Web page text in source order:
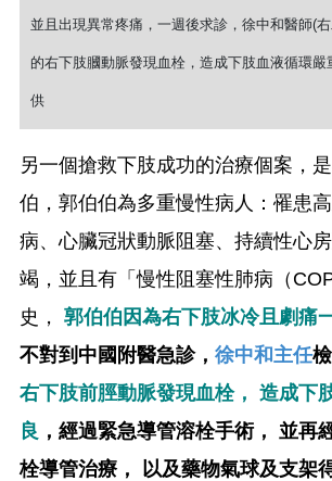
並且出現異常疼痛，一週後求診，徐中和醫師(
的右下肢膕動脈發現血栓，造成下肢血液循環嚴
供
另一個搶救下肢成功的治療個案，
伯，郭伯伯為多重慢性病人：罹患
病、心臟冠狀動脈阻塞、持續性心
竭，並且有「慢性阻塞性肺病（
史， 郭伯伯因為右下肢冰冷且劇痛
不對到中國附醫急診， 徐中和主任
右下肢前脛動脈發現血栓， 造成下
良 ，經過緊急導管溶栓手術， 並再
栓導管治療， 以及藥物氣球及支架